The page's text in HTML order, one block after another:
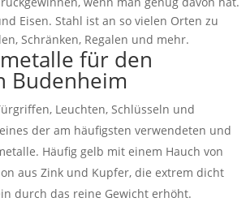
Eisen. Stahl ist an so vielen Orten zu
Schränken, Regalen und mehr.
für den
Budenheim
Leuchten, Schlüsseln und
der am häufigsten verwendeten und
Häufig gelb mit einem Hauch von
aus Zink und Kupfer, die extrem dicht
durch das reine Gewicht erhöht.